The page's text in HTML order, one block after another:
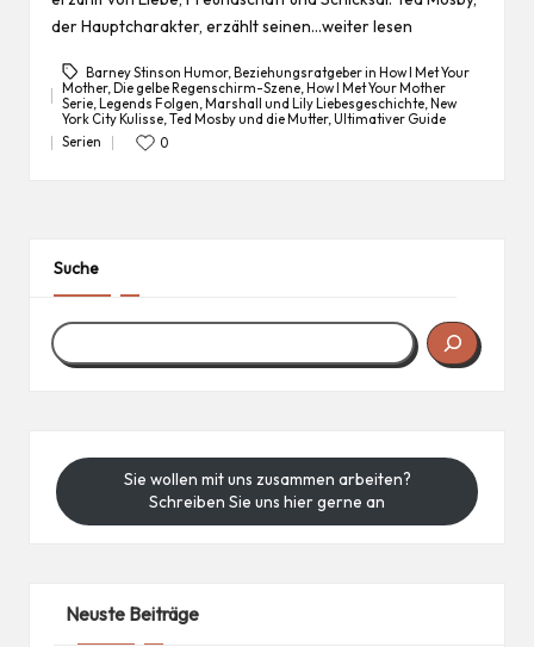
der Hauptcharakter, erzählt seinen…weiter lesen
Tags:
Barney Stinson Humor, Beziehungsratgeber in How I Met Your
Mother, Die gelbe Regenschirm-Szene, How I Met Your Mother
Serie, Legends Folgen, Marshall und Lily Liebesgeschichte, New
York City Kulisse,Ted Mosby und die Mutter,Ultimativer Guide
Posted
Serien 0
Suche
Sie wollen mit uns zusammen arbeiten?
Schreiben Sie uns hier gerne an
Neuste Beiträge